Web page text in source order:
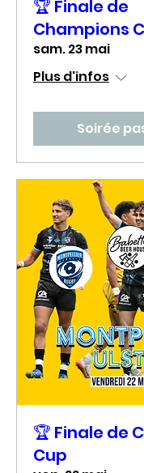
🏆 Finale de
Champions
sam. 23 mai
Plus d'infos
Soirée
🏆 Finale de
Cup